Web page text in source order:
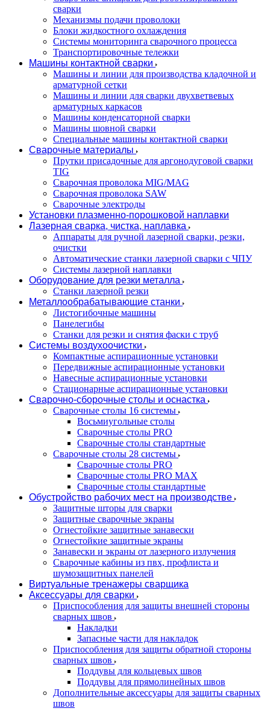
сварки
Механизмы подачи проволоки
Блоки жидкостного охлаждения
Системы мониторинга сварочного процесса
Транспортировочные тележки
Машины контактной сварки
Машины и линии для производства кладочной и
арматурной сетки
Машины и линии для сварки двухветвевых
арматурных каркасов
Машины конденсаторной сварки
Машины шовной сварки
Специальные машины контактной сварки
Сварочные материалы
Прутки присадочные для аргонодуговой сварки
TIG
Сварочная проволока MIG/MAG
Сварочная проволока SAW
Сварочные электроды
Установки плазменно-порошковой наплавки
Лазерная сварка, чистка, наплавка
Аппараты для ручной лазерной сварки, резки,
очистки
Автоматические станки лазерной сварки с ЧПУ
Системы лазерной наплавки
Оборудование для резки металла
Станки лазерной резки
Металлообрабатывающие станки
Листогибочные машины
Панелегибы
Станки для резки и снятия фаски с труб
Системы воздухоочистки
Компактные аспирационные установки
Передвижные аспирационные установки
Навесные аспирационные установки
Стационарные аспирационные установки
Сварочно-сборочные столы и оснастка
Сварочные столы 16 системы
Восьмиугольные столы
Сварочные столы PRO
Сварочные столы стандартные
Сварочные столы 28 системы
Сварочные столы PRO
Сварочные столы PRO MAX
Сварочные столы стандартные
Обустройство рабочих мест на производстве
Защитные шторы для сварки
Защитные сварочные экраны
Огнестойкие защитные занавески
Огнестойкие защитные экраны
Занавески и экраны от лазерного излучения
Сварочные кабины из пвх, профлиста и
шумозащитных панелей
Виртуальные тренажеры сварщика
Аксессуары для сварки
Приспособления для защиты внешней стороны
сварных швов
Накладки
Запасные части для накладок
Приспособления для защиты обратной стороны
сварных швов
Поддувы для кольцевых швов
Поддувы для прямолинейных швов
Дополнительные аксессуары для защиты сварных
швов